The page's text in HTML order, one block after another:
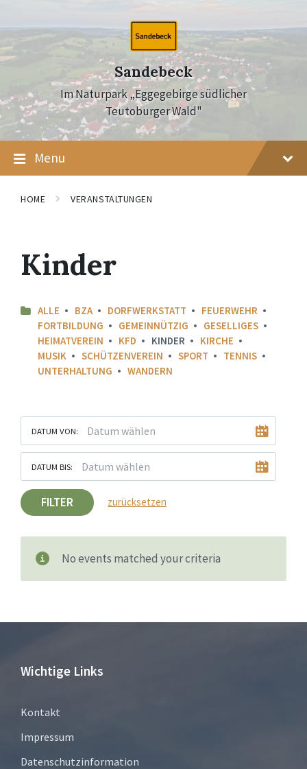
content
main
navigation
footer
Sandebeck
Im Naturpark „Eggegebirge südlicher
Teutoburger Wald"
Menu
HOME VERANSTALTUNGEN
Kinder
ALLE BZA DORFWERKSTATT
FEUERWEHR
FORTBILDUNG
GEMEINNÜTZIG
GESELLIGES
HEIMATVEREIN
KFD KINDER
KIRCHE
MUSIK
SCHÜTZENVEREIN SPORT
TENNIS
UNTERHALTUNG
WANDERN
DATUM VON:
DATUM BIS:
FILTER zurücksetzen
No events matched your criteria
Wichtige Links
Kontakt
Impressum
Datenschutzinformation